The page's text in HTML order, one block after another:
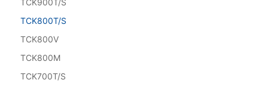
TCK900T/S
TCK800T/S
TCK800V
TCK800M
TCK700T/S